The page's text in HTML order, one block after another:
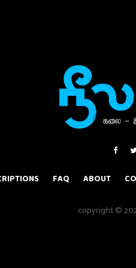
FAQ ABOUT
copyright ©